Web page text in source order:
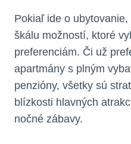
Pokiaľ ide o
škálu možností, ktoré
preferenciám. Či už
apartmány s plným
penzióny, všetky sú
blízkosti hlavných
nočné zábavy.